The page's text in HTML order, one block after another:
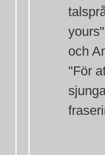
och
"För